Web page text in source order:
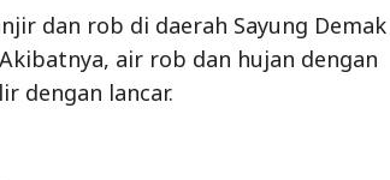
dan rob di daerah Sayung Demak
air rob dan hujan dengan
dengan lancar.